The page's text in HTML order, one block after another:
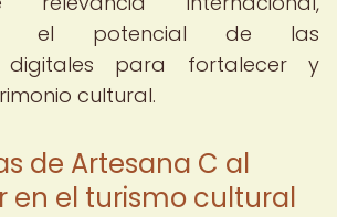
el potencial de las
digitales para fortalecer y
cultural.
de Artesana C al
en el turismo cultural